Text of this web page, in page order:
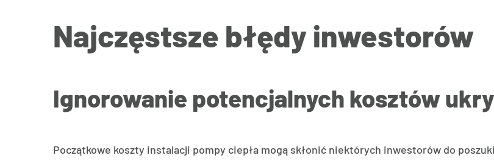
Najczęstsze błędy inwestorów
Ignorowanie potencjalnych kosztów
Początkowe koszty instalacji pompy ciepła mogą skłonić niektórych inwestorów do